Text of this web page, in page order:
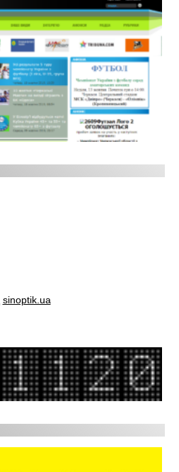
sinoptik.ua